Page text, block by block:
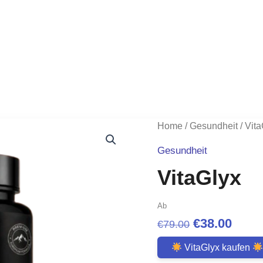
Home / Gesundheit/
Gesundheit
VitaGlyx
Ab
€79.00 Original
price
€38.00
price
VitaGlyx kaufen